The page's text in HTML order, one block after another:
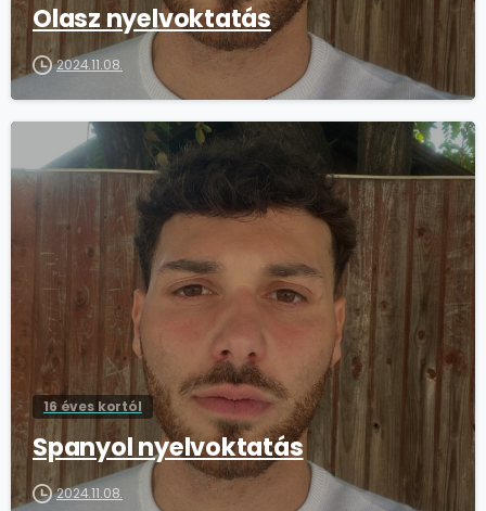
Olasz nyelvoktatás
2024.11.08.
16 éves kortól
Spanyol nyelvoktatás
2024.11.08.